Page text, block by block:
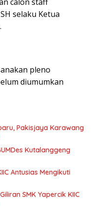
selaku Ketua
pleno
diumumkan
Pakisjaya Karawang
Kutalanggeng
Antusias Mengikuti
SMK Yapercik KIIC